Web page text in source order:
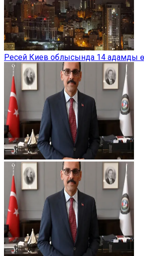
Ресей Киев облысында 14 адамды